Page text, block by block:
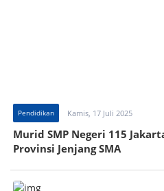
Pendidikan Kamis, 17 Juli 2025
Murid SMP Negeri 115
Provinsi Jenjang SMA